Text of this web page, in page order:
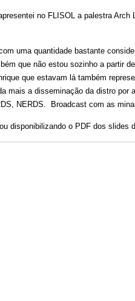
no FLISOL a palestra
uma quantidade bastante
que não estou sozinho a partir
que estavam lá também
mais a disseminação da distro
NERDS. Broadcast com as
disponibilizando o PDF dos slides